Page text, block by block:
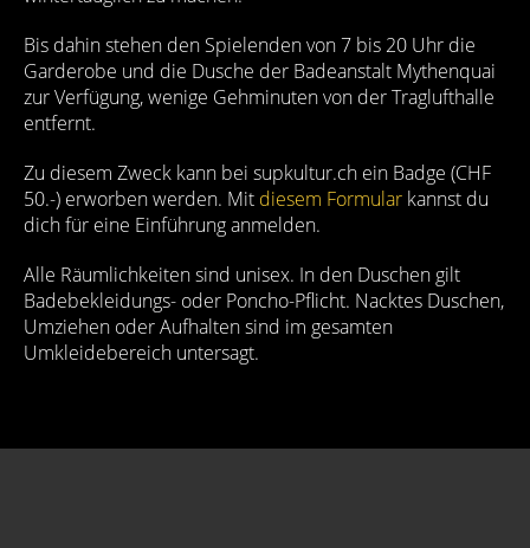
Bis dahin stehen den Spielenden von 7 bis 20 Uhr die
Garderobe und die Dusche der Badeanstalt Mythenquai
zur Verfügung, wenige Gehminuten von der Traglufthalle
entfernt.
Zu diesem Zweck kann bei supkultur.ch ein Badge (CHF
50.-) erworben werden. Mit diesem Formular kannst du
dich für eine Einführung anmelden.
Alle Räumlichkeiten sind unisex. In den Duschen gilt
Badebekleidungs- oder Poncho-Pflicht. Nacktes Duschen,
Umziehen oder Aufhalten sind im gesamten
Umkleidebereich untersagt.